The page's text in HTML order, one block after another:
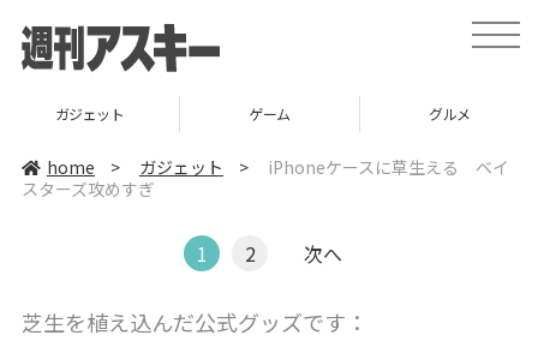
t
o
v
ガジェット ゲーム グルメ
home > ガジェット >
iPhoneケースに草生える ベイ
スターズ攻めすぎ
1 2 次へ
芝生を植え込んだ公式グッズです：